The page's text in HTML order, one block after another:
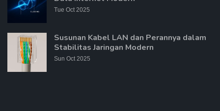
Tue Oct 2025
Susunan Kabel LAN dan Perannya dalam
Stabilitas Jaringan Modern
Sun Oct 2025